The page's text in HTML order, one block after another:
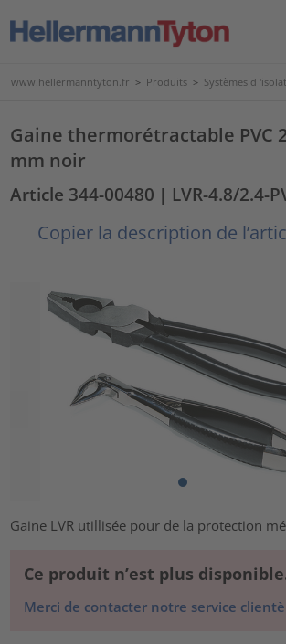
www.hellermanntyton.fr > Produits > Systèmes d
Gaine thermorétractable PVC
mm noir
Article 344-00480 | LVR-4.8/2.4-
Copier la description de
Gaine LVR utillisée pour de la protection
Ce produit n’est plus
Merci de contacter notre service